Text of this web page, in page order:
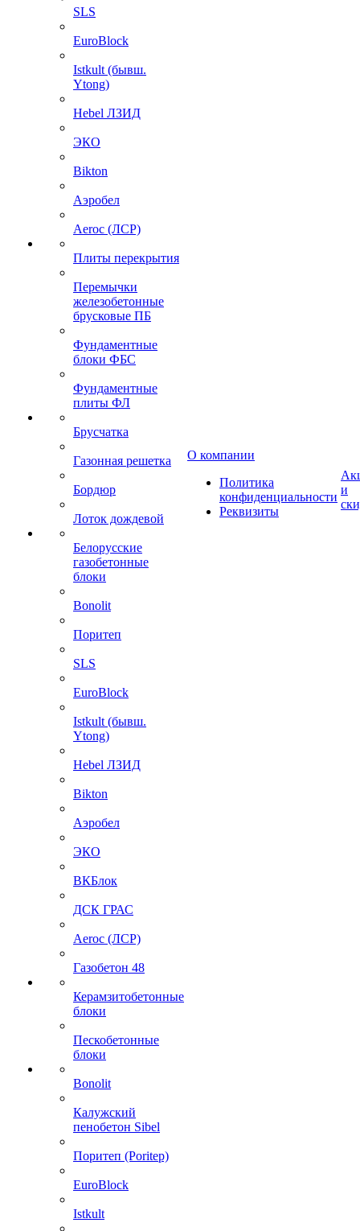
SLS
EuroBlock
Istkult (бывш.
Ytong)
Hebel ЛЗИД
ЭКО
Bikton
Аэробел
Aeroc (ЛСР)
Плиты перекрытия
Перемычки
железобетонные
брусковые ПБ
Фундаментные
блоки ФБС
Фундаментные
плиты ФЛ
Брусчатка
Газонная решетка
Бордюр
Лоток дождевой
Белорусские
газобетонные
блоки
Bonolit
Поритеп
SLS
EuroBlock
Istkult (бывш.
Ytong)
Hebel ЛЗИД
Bikton
Аэробел
ЭКО
ВКБлок
ДСК ГРАС
Aeroc (ЛСР)
Газобетон 48
Керамзитобетонные
блоки
Пескобетонные
блоки
Bonolit
Калужский
пенобетон Sibel
Поритеп (Poritep)
EuroBlock
Istkult
О компании
Политика
конфиденциальности
Реквизиты
и